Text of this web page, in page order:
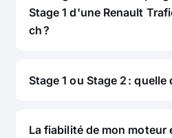
Stage 1 d'une Renault
ch ?
Stage 1 ou Stage 2 : quelle
La fiabilité de mon moteur